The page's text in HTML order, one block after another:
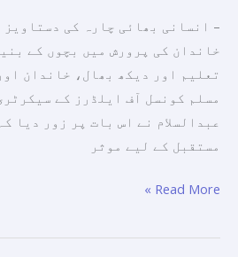
– انسانی بھائی چارہ کی دستاویز
خاندان کی پرورش میں بچوں کے
تعلیم اور دیکھ بھال، خاندان
مسلم کونسل آف ایلڈرز کے
عبدالسلام نے اس بات پر زور دیا
مستقبل کے لیے موثر
کونسل
آف
ایلڈرز
کے
سیکرٹری
جنرل:
اپنے
Read More »